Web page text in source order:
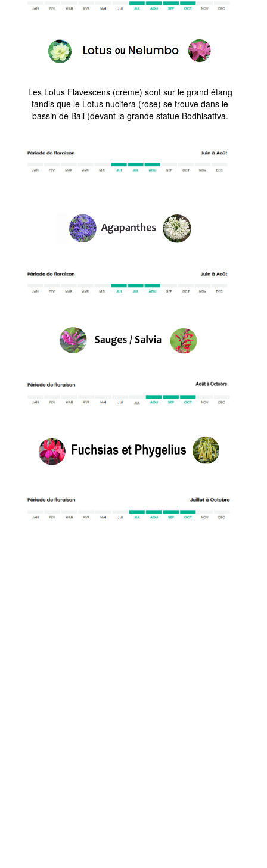
Les Lotus Flavescens (crème) sont sur le grand étang
tandis que le Lotus nucifera (rose) se trouve dans le
bassin de Bali (devant la grande statue Bodhisattva.